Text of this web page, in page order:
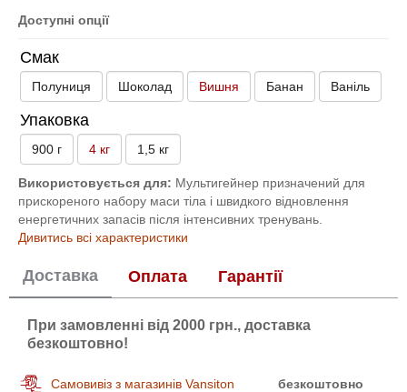
Доступні опції
Смак
Полуниця Шоколад Вишня Банан Ваніль
Упаковка
900 г 4 кг 1,5 кг
Використовується для: Мультигейнер призначений для
прискореного набору маси тіла і швидкого відновлення
енергетичних запасів після інтенсивних тренувань.
Дивитись всі характеристики
Доставка Оплата Гарантії
При замовленні від 2000 грн., доставка
безкоштовно!
Самовивіз з магазинів Vansiton безкоштовно